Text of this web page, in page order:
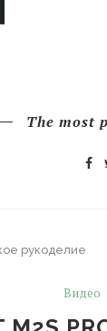
The most
рукоделие
Видео